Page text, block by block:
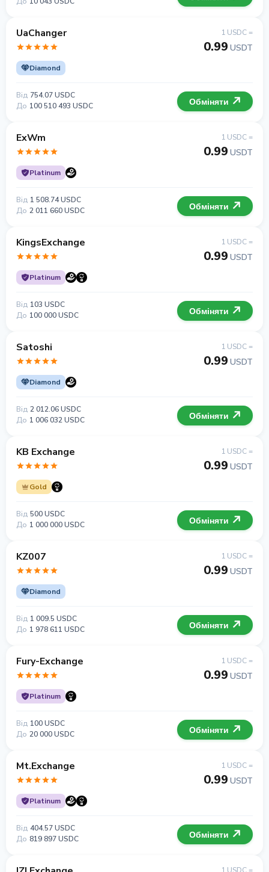
UaChanger
Diamond
1 USDC =
0.99 USDT
Від 754.07 USDC
До 100 510 493 USDC Обміняти
ExWm
Platinum
1 USDC =
0.99 USDT
Від 1 508.74 USDC
До 2 011 660 USDC Обміняти
KingsExchange
Platinum
1 USDC =
0.99 USDT
Від 103 USDC
До 100 000 USDC Обміняти
Satoshi
Diamond
1 USDC =
0.99 USDT
Від 2 012.06 USDC
До 1 006 032 USDC Обміняти
KB Exchange
Gold
1 USDC =
0.99 USDT
Від 500 USDC
До 1 000 000 USDC Обміняти
KZ007
Diamond
1 USDC =
0.99 USDT
Від 1 009.5 USDC
До 1 978 611 USDC Обміняти
Fury-Exchange
Platinum
1 USDC =
0.99 USDT
Від 100 USDC
До 20 000 USDC Обміняти
Mt.Exchange
Platinum
1 USDC =
0.99 USDT
Від 404.57 USDC
До 819 897 USDC Обміняти